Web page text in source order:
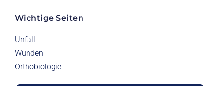
Wichtige Seiten
Unfall
Wunden
Orthobiologie